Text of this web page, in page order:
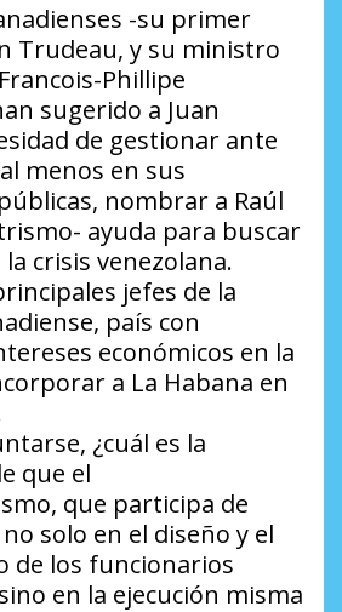
-su primer
Trudeau, y su ministro
Phillipe
sugerido a Juan
de gestionar ante
menos en sus
nombrar a Raúl
ayuda para buscar
crisis venezolana.
jefes de la
país con
económicos en la
a La Habana en
¿cuál es la
que el
que participa de
solo en el diseño y el
de los funcionarios
en la ejecución misma